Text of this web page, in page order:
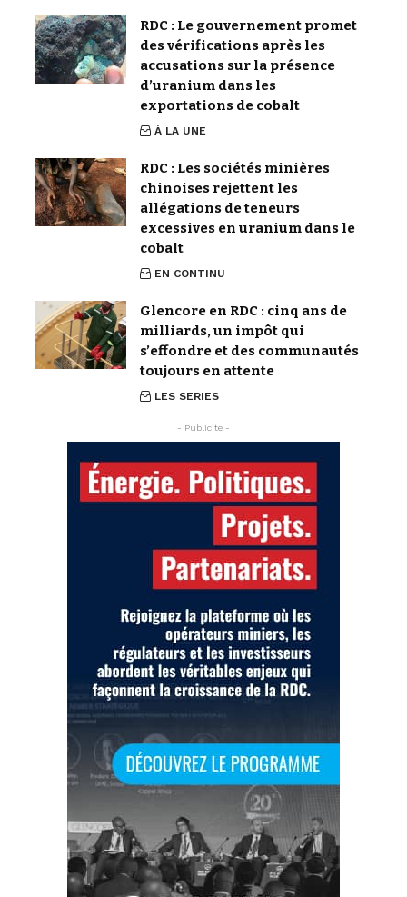
RDC : Le gouvernement promet
des vérifications après les
accusations sur la présence
d’uranium dans les
exportations de cobalt
À LA UNE
RDC : Les sociétés minières
chinoises rejettent les
allégations de teneurs
excessives en uranium dans le
cobalt
EN CONTINU
Glencore en RDC : cinq ans de
milliards, un impôt qui
s’effondre et des communautés
toujours en attente
LES SERIES
- Publicite -